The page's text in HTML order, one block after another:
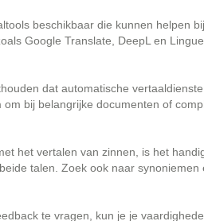
beschikbaar die kunnen helpen
Google Translate, DeepL en
dat automatische
bij belangrijke documenten of
het vertalen van zinnen, is het
talen. Zoek ook naar
te vragen, kun je je